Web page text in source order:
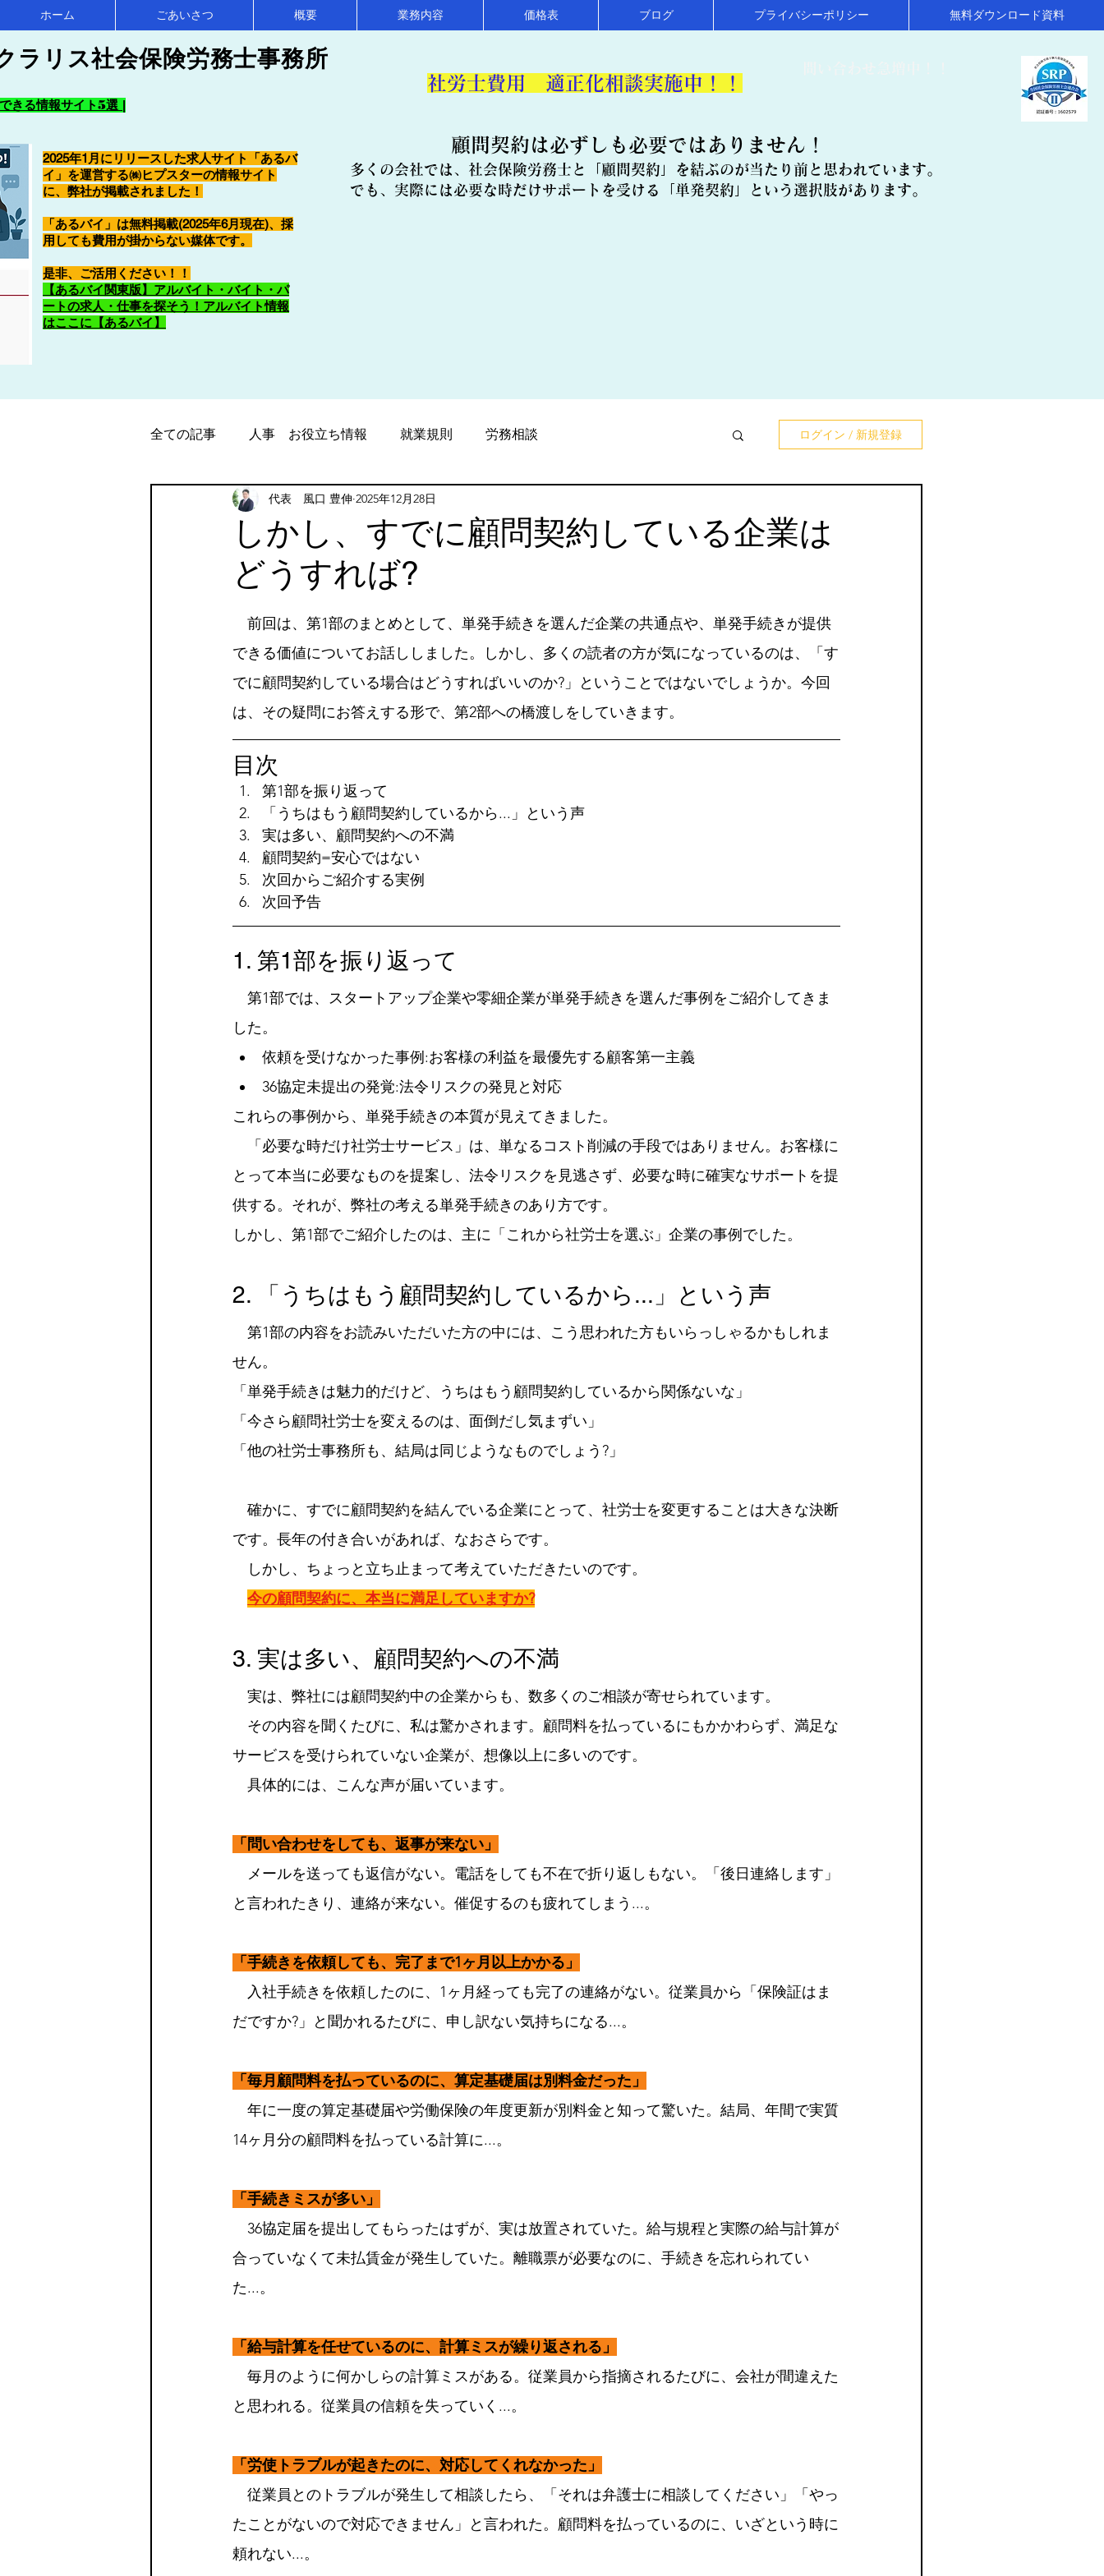
ラリス社会保険労務士事務所
​社労士費用 適正化相談実施中！！
顧問契約は必ずしも必要ではありません！
多くの会社では、社会保険労務士と「顧問契約」を結ぶのが当たり前と思われています。
でも、実際には必要な時だけサポートを受ける「単発契約」という選択肢があります。
きる情報サイト5選 |
2025年1月にリリースした求人サイト「あるバ
イ」を運営する㈱ヒプスターの情報サイト
に、弊社が掲載されました！
「あるバイ」は無料掲載(2025年6月現在)、採
用しても費用が掛からない媒体です。
​是非、ご活用ください！！
【あるバイ関東版】アルバイト・バイト・パ
ートの求人・仕事を探そう！アルバイト情報
はここに【あるバイ】
ホーム ごあいさつ 概要 業務内容 価格表 ブログ プライバシーポリシー 無料ダウンロード資料
全ての記事 人事 お役立ち情報 就業規則 労務相談
パート・アルバイト労働調整 採用戦略
ログイン / 新規登録
しかし、すでに顧問契約している企業は
どうすれば?
代表 風口 豊伸 2025年12月28日
前回は、第1部のまとめとして、単発手続きを選んだ企業の共通点や、単発手続きが提供
できる価値についてお話ししました。しかし、多くの読者の方が気になっているのは、「す
でに顧問契約している場合はどうすればいいのか?」ということではないでしょうか。今回
は、その疑問にお答えする形で、第2部への橋渡しをしていきます。
目次
第1部を振り返って
「うちはもう顧問契約しているから...」という声
実は多い、顧問契約への不満
顧問契約=安心ではない
次回からご紹介する実例
次回予告
1. 第1部を振り返って
第1部では、スタートアップ企業や零細企業が単発手続きを選んだ事例をご紹介してきま
した。
依頼を受けなかった事例:お客様の利益を最優先する顧客第一主義
36協定未提出の発覚:法令リスクの発見と対応
これらの事例から、単発手続きの本質が見えてきました。
「必要な時だけ社労士サービス」は、単なるコスト削減の手段ではありません。お客様に
とって本当に必要なものを提案し、法令リスクを見逃さず、必要な時に確実なサポートを提
供する。それが、弊社の考える単発手続きのあり方です。
しかし、第1部でご紹介したのは、主に「これから社労士を選ぶ」企業の事例でした。
2. 「うちはもう顧問契約しているから...」という声
第1部の内容をお読みいただいた方の中には、こう思われた方もいらっしゃるかもしれま
せん。
「単発手続きは魅力的だけど、うちはもう顧問契約しているから関係ないな」
「今さら顧問社労士を変えるのは、面倒だし気まずい」
「他の社労士事務所も、結局は同じようなものでしょう?」
確かに、すでに顧問契約を結んでいる企業にとって、社労士を変更することは大きな決断
です。長年の付き合いがあれば、なおさらです。
しかし、ちょっと立ち止まって考えていただきたいのです。
今の顧問契約に、本当に満足していますか?
3. 実は多い、顧問契約への不満
実は、弊社には顧問契約中の企業からも、数多くのご相談が寄せられています。
その内容を聞くたびに、私は驚かされます。顧問料を払っているにもかかわらず、満足な
サービスを受けられていない企業が、想像以上に多いのです。
具体的には、こんな声が届いています。
「問い合わせをしても、返事が来ない」
メールを送っても返信がない。電話をしても不在で折り返しもない。「後日連絡します」
と言われたきり、連絡が来ない。催促するのも疲れてしまう...。
「手続きを依頼しても、完了まで1ヶ月以上かかる」
入社手続きを依頼したのに、1ヶ月経っても完了の連絡がない。従業員から「保険証はま
だですか?」と聞かれるたびに、申し訳ない気持ちになる...。
「毎月顧問料を払っているのに、算定基礎届は別料金だった」
年に一度の算定基礎届や労働保険の年度更新が別料金と知って驚いた。結局、年間で実質
14ヶ月分の顧問料を払っている計算に...。
「手続きミスが多い」
36協定届を提出してもらったはずが、実は放置されていた。給与規程と実際の給与計算が
合っていなくて未払賃金が発生していた。離職票が必要なのに、手続きを忘れられてい
た...。
「給与計算を任せているのに、計算ミスが繰り返される」
毎月のように何かしらの計算ミスがある。従業員から指摘されるたびに、会社が間違えた
と思われる。従業員の信頼を失っていく...。
「労使トラブルが起きたのに、対応してくれなかった」
従業員とのトラブルが発生して相談したら、「それは弁護士に相談してください」「やっ
たことがないので対応できません」と言われた。顧問料を払っているのに、いざという時に
頼れない...。